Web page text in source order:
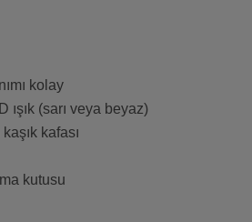
kolay
ışık (sarı veya beyaz)
kafası
kutusu